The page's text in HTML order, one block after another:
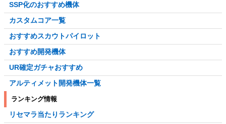
SSP化のおすすめ機体
カスタムコア一覧
おすすめスカウトパイロット
おすすめ開発機体
UR確定ガチャおすすめ
アルティメット開発機体一覧
ランキング情報
リセマラ当たりランキング